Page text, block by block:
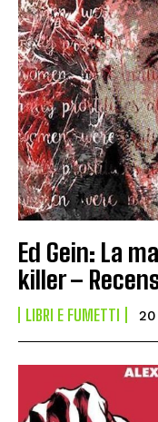
Ed Gein: La
killer –
LIBRI E FUMETTI 20